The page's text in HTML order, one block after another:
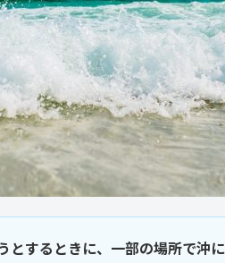
とするときに、一部の場所で沖